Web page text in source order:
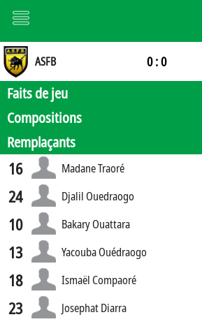
ASFB 0 : 0
Faits de jeu
Compositions
Remplaçants
16 Madane Traoré
24 Djalil Ouedraogo
10 Bakary Ouattara
13 Yacouba Ouédraogo
18 Ismaël Compaoré
23 Josephat Diarra